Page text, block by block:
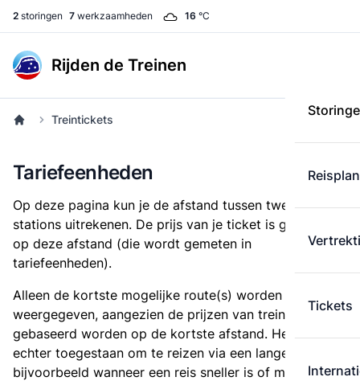
2 storingen 7 werkzaamheden 16 °C
Rijden de Treinen
Tickets
Treintickets
Tariefeenheden
Op deze pagina kun je de afstand tussen twee
stations uitrekenen. De prijs van je ticket is gebaseerd
op deze afstand (die wordt gemeten in
tariefeenheden).
Alleen de kortste mogelijke route(s) worden
weergegeven, aangezien de prijzen van treintickets
gebaseerd worden op de kortste afstand. Het is
echter toegestaan om te reizen via een langere route,
bijvoorbeeld wanneer een reis sneller is of met minder